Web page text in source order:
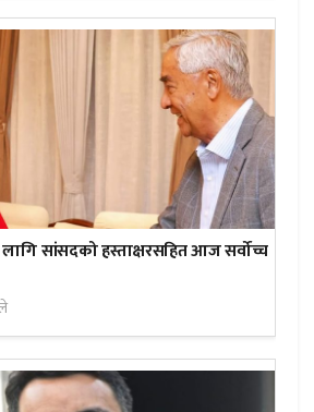
सांसदको हस्ताक्षरसहित आज सर्वोच्च